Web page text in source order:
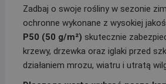
Zadbaj o swoje rośliny w sezonie
ochronne wykonane z wysokiej
P50 (50 g/m²) skutecznie
krzewy, drzewka oraz iglaki przed
działaniem mrozu, wiatru i utratą